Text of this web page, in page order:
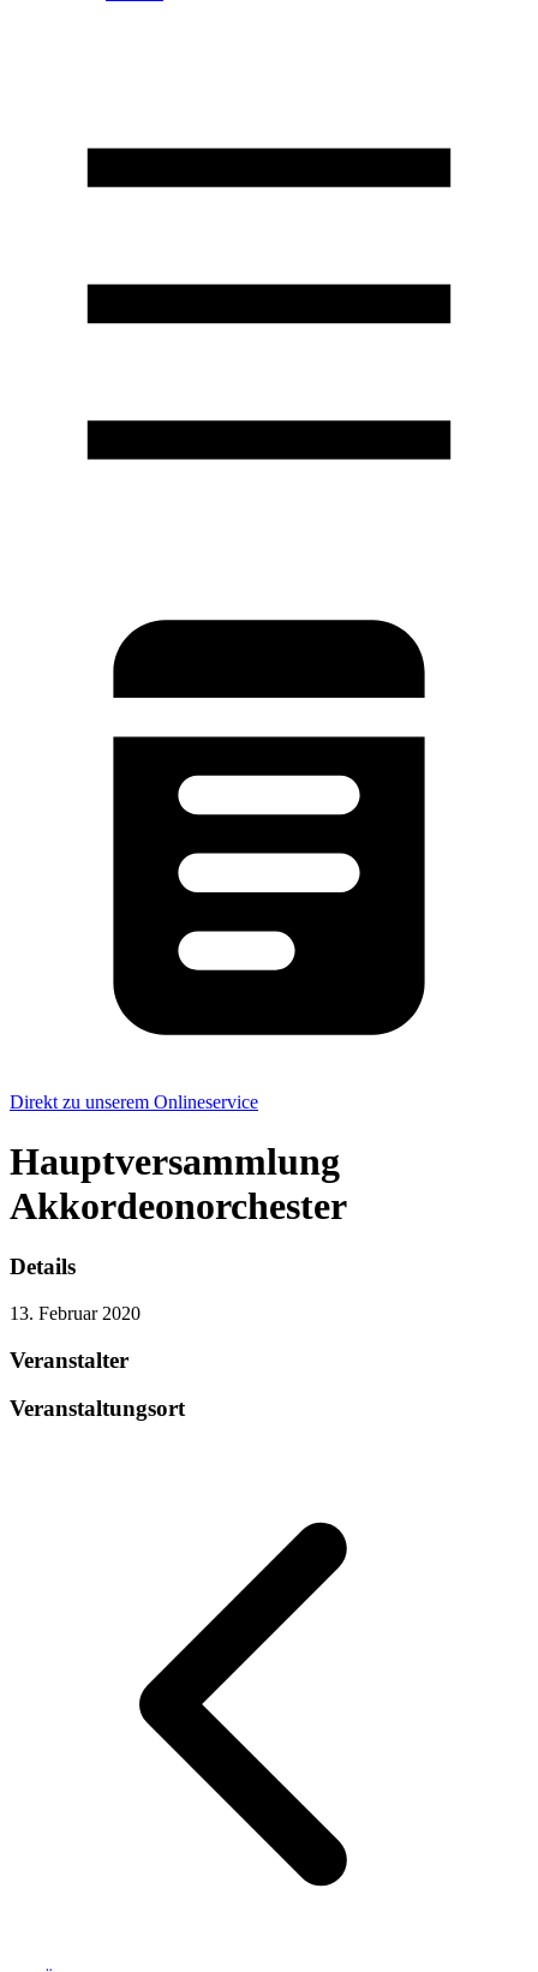
Direkt zu unserem Onlineservice
Hauptversammlung
Akkordeonorchester
Details
13. Februar 2020
Veranstalter
Veranstaltungsort